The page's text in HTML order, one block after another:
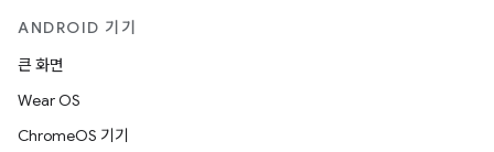
ANDROID 기기
큰 화면
Wear OS
ChromeOS 기기